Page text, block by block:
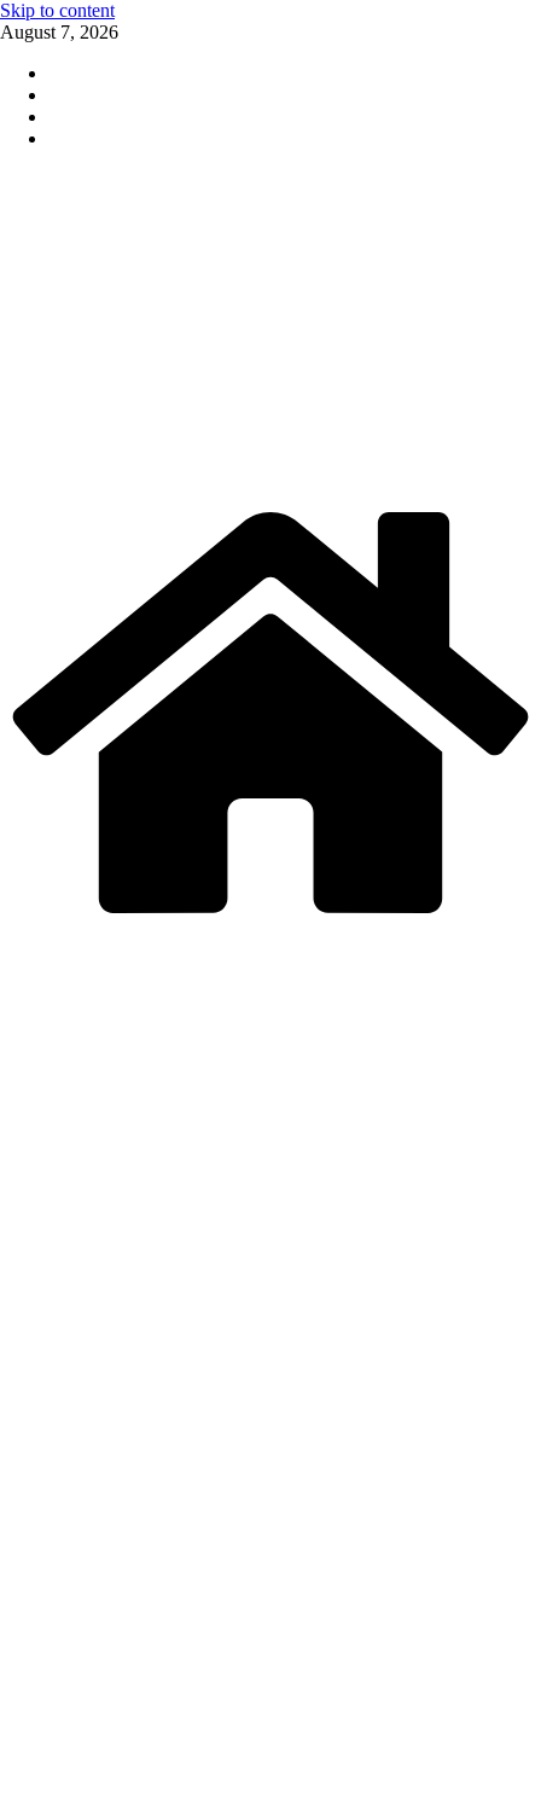
Skip to content
August 7, 2026